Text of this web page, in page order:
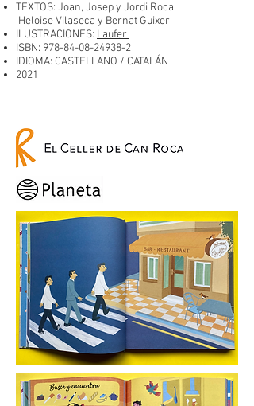
TEXTOS: Joan, Josep y Jordi Roca,
Heloise Vilaseca y Bernat Guixer
ILUSTRACIONES: Laufer
ISBN: 978-84-08-24938-2
IDIOMA: CASTELLANO / CATALÁN
2021